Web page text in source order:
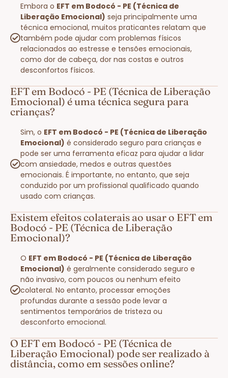
Embora o EFT em Bodocó - PE (Técnica de
Liberação Emocional) seja principalmente uma
técnica emocional, muitos praticantes relatam que
também pode ajudar com problemas físicos
relacionados ao estresse e tensões emocionais,
como dor de cabeça, dor nas costas e outros
desconfortos físicos.
EFT em Bodocó - PE (Técnica de Liberação
Emocional) é uma técnica segura para
crianças?
Sim, o EFT em Bodocó - PE (Técnica de Liberação
Emocional) é considerado seguro para crianças e
pode ser uma ferramenta eficaz para ajudar a lidar
com ansiedade, medos e outras questões
emocionais. É importante, no entanto, que seja
conduzido por um profissional qualificado quando
usado com crianças.
Existem efeitos colaterais ao usar o EFT em
Bodocó - PE (Técnica de Liberação
Emocional)?
O EFT em Bodocó - PE (Técnica de Liberação
Emocional) é geralmente considerado seguro e
não invasivo, com poucos ou nenhum efeito
colateral. No entanto, processar emoções
profundas durante a sessão pode levar a
sentimentos temporários de tristeza ou
desconforto emocional.
O EFT em Bodocó - PE (Técnica de
Liberação Emocional) pode ser realizado à
distância, como em sessões online?